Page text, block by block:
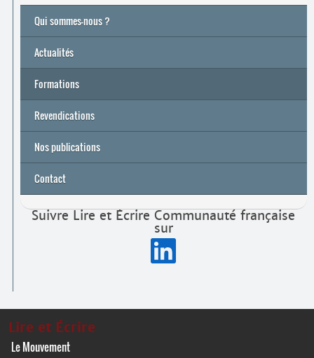
Qui sommes-nous ?
Actualités
Formations
Archives
Université de printemps 2026
Revendications
Nos publications
Contact
Suivre Lire et Écrire Communauté française
sur
Lire et Écrire
Le Mouvement